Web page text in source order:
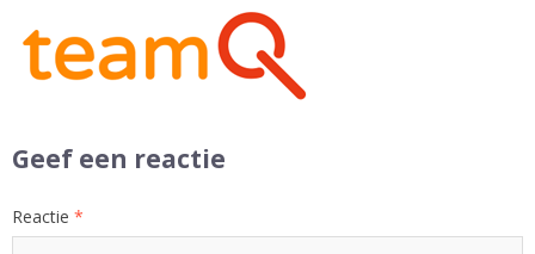
Geef een reactie
Reactie *